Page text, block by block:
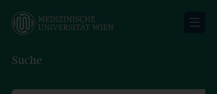
main
Suche